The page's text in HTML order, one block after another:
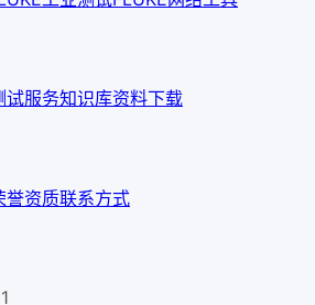
试服务知识库资料下载
誉资质联系方式